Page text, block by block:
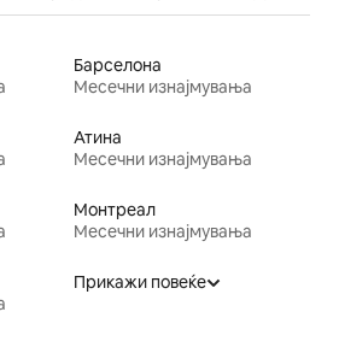
Барселона
Месечни изнајмувања
Атина
Месечни изнајмувања
Монтреал
Месечни изнајмувања
Прикажи повеќе